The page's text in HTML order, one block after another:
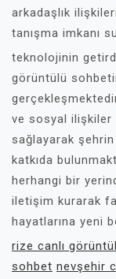
arkadaşlık
tanışma imkanı
teknolojinin
görüntülü
ve sosyal ilişkiler
sağlayarak
katkıda
herhangi bir
iletişim kurarak
hayatlarına yeni
rize canlı
sohbet nevşehir